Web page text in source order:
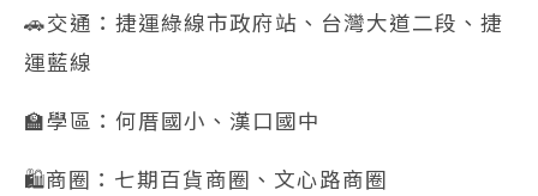
🚗交通：捷運綠線市政府站、台灣大道二段、捷
運藍線
🏫學區：何厝國小、漢口國中
🛍️商圈：七期百貨商圈、文心路商圈